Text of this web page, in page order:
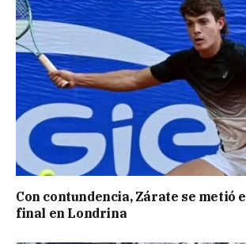
Con contundencia, Zárate se metió
final en Londrina